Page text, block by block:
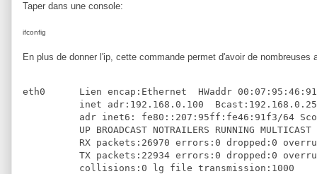
Taper dans une console:
ifconfig
En plus de donner l'ip, cette commande permet d'avoir de
eth0      Lien encap:Ethernet  HWaddr
inet adr:192.168.0.100
adr inet6: fe80::207:95ff:fe46:91f3/64
UP BROADCAST NOTRAILERS RUNNING MULTICAST
RX packets:26970 errors:0 dropped:0
TX packets:22934 errors:0 dropped:0
          collisions:0 lg file transmission:1000